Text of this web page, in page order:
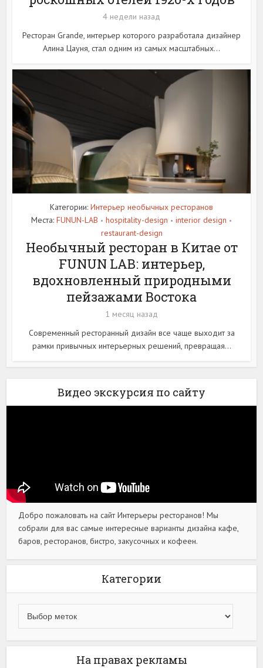
4 недели назад
Ресторан Grande, интерьер которого разработала дизайнер
Алина Цауня, стал одним из самых масштабных...
Категории: Интерьер необычных ресторанов
Места: FUNUN-LAB • hospitality-design • interior design •
restaurant-design
Необычный ресторан в Китае от
FUNUN LAB: интерьер,
вдохновленный природными
пейзажами Востока
1 месяц назад
Современный ресторанный дизайн все чаще выходит за
рамки привычных интерьерных решений, превращая...
Видео экскурсия по сайту
Добро пожаловать на сайт Интерьеры ресторанов! Мы
собрали для вас самые интересные варианты дизайна кафе,
баров, ресторанов, бистро, закусочных и кофеен.
Категории
На правах рекламы